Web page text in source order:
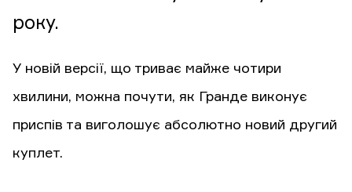
року.
У новій версії, що триває майже чотири
хвилини, можна почути, як Гранде виконує
приспів та виголошує абсолютно новий другий
куплет.